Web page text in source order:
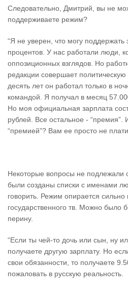
Следовательно, Дмитрий, вы не
поддерживаете режим?
“Я не уверен, что могу поддержать
процентов. У нас работали люди,
оппозиционных взглядов. Но
редакции совершает
десять лет он работал только в
командой. Я получал в месяц
Но моя официальная зарплата
рублей. Все остальное - “премия”.
“премией”? Вам ее просто не
Некоторые вопросы не подлежали
были созданы списки с именами
говорить. Режим опирается сильно
государственного тв. Можно было
перину.
“Если ты чей-то дочь или сын, ну
получаете другую зарплату. Но
свои обязанности, то получаете
пожаловать в русскую реальность.